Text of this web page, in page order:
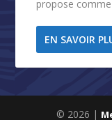
propose
EN SAVOIR
© 2026 |